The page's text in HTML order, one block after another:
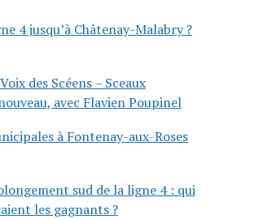
4 jusqu’à Châtenay-Malabry ?
des Scéens – Sceaux
avec Flavien Poupinel
à Fontenay-aux-Roses
sud de la ligne 4 : qui
les gagnants ?